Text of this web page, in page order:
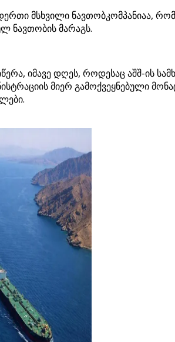
მსხვილი ნავთობკომპანიაა,
ნავთობის მარაგს.
იმავე დღეს, როდესაც აშშ-ის
მიერ გამოქვეყნებული